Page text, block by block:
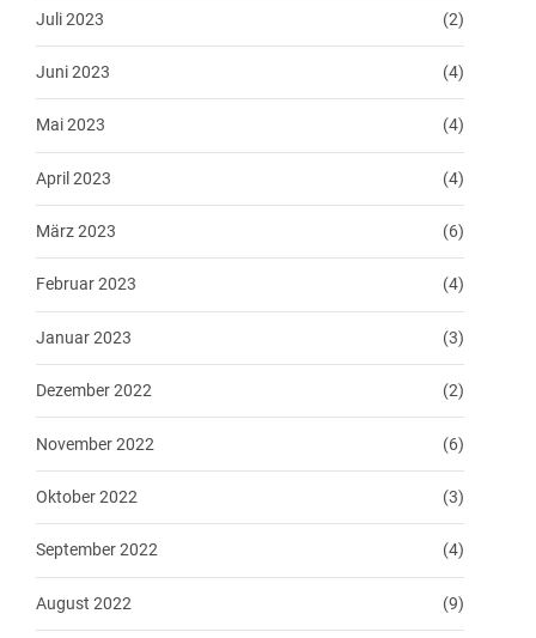
Juli 2023 (2)
Juni 2023 (4)
Mai 2023 (4)
April 2023 (4)
März 2023 (6)
Februar 2023 (4)
Januar 2023 (3)
Dezember 2022 (2)
November 2022 (6)
Oktober 2022 (3)
September 2022 (4)
August 2022 (9)